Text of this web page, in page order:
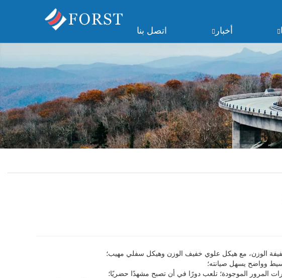
أخبار اتصل بنا
الوزن، مع هيكل علوي خفيف الوزن وهيكل سفلي مهيب؛
وواضح يسهل صيانته؛
المرور الموجودة؛ تلعب دورًا في أن تصبح مشهدًا حضريًا؛